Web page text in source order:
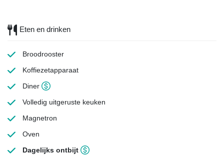
Eten en drinken
Broodrooster
Koffiezetapparaat
Diner
Volledig uitgeruste keuken
Magnetron
Oven
Dagelijks ontbijt